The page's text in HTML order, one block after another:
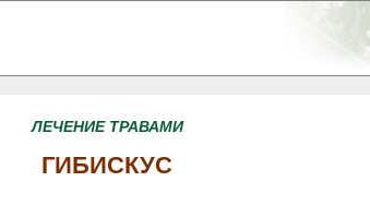
ЛЕЧЕНИЕ ТРАВАМИ
ГИБИСКУС